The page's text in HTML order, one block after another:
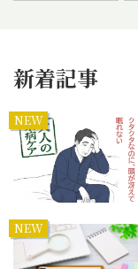
新着記事
NEW
NEW